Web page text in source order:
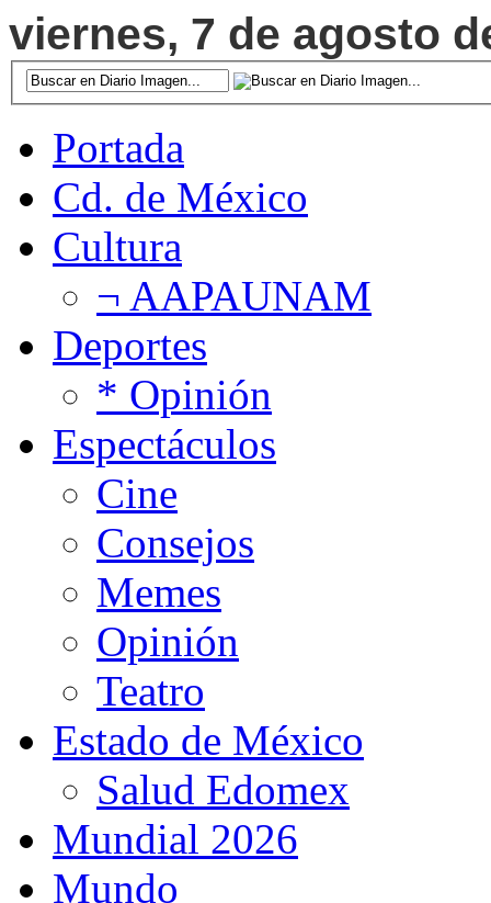
viernes, 7 de agosto
Portada
Cd. de México
Cultura
¬ AAPAUNAM
Deportes
* Opinión
Espectáculos
Cine
Consejos
Memes
Opinión
Teatro
Estado de México
Salud Edomex
Mundial 2026
Mundo